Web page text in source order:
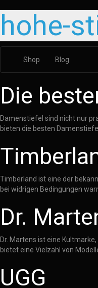
hohe-
Shop Blog
Die
Damenstiefel sind nicht nur
bieten die besten
Timberland ist eine der
bei widrigen Bedingungen
Dr.
Dr. Martens ist eine
bietet eine Vielzahl von
UGG